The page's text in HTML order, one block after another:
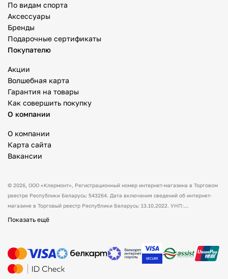
По видам спорта
Аксессуары
Бренды
Подарочные сертификаты
Покупателю
Акции
Волшебная карта
Гарантия на товары
Как совершить покупку
О компании
О компании
Карта сайта
Вакансии
© 2026, ООО «Клермонт» , Регистрационный номер интернет-магазина в Торговом
реестре Республики Беларусь: 543264. Дата включения сведений об интернет-
магазине в Торговый реестр Республики Беларусь: 13.10.2022. УНП:
Товары можно оплатить наличным и/или безналичным способом при получении
товара. Способы доставки товара: самовывоз. По всем вопросам просим вас
обращаться на электронную почту support@mysport.by или по телефону +375 (29)
Показать ещё